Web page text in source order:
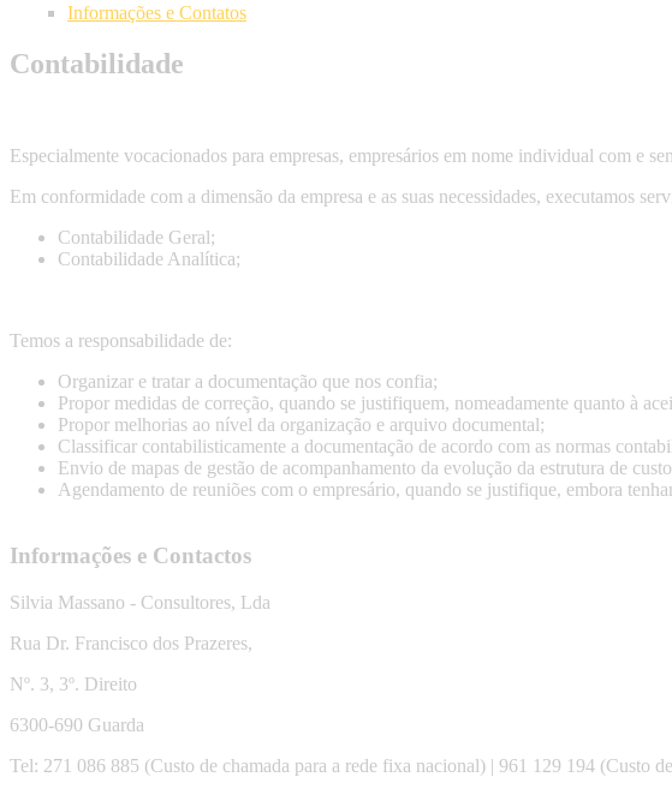
Informações e Contatos
Contabilidade
Especialmente vocacionados para empresas, empresários em nome individual com e
Em conformidade com a dimensão da empresa e as suas necessidades, executamos
Contabilidade Geral;
Contabilidade Analítica;
Temos a responsabilidade de:
Organizar e tratar a documentação que nos confia;
Propor medidas de correção, quando se justifiquem, nomeadamente quanto à
Propor melhorias ao nível da organização e arquivo documental;
Classificar contabilisticamente a documentação de acordo com as normas
Envio de mapas de gestão de acompanhamento da evolução da estrutura de
Agendamento de reuniões com o empresário, quando se justifique, embora
Informações e Contactos
Silvia Massano - Consultores, Lda
Rua Dr. Francisco dos Prazeres,
Nº. 3, 3º. Direito
6300-690 Guarda
Tel: 271 086 885 (Custo de chamada para a rede fixa nacional) | 961 129 194 (Custo